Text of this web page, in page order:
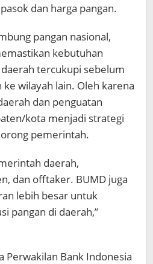
dan harga pangan.
pangan nasional,
kebutuhan
tercukupi sebelum
wilayah lain. Oleh karena
dan penguatan
kota menjadi strategi
pemerintah.
daerah,
dan offtaker. BUMD juga
lebih besar untuk
pangan di daerah,”
Perwakilan Bank Indonesia